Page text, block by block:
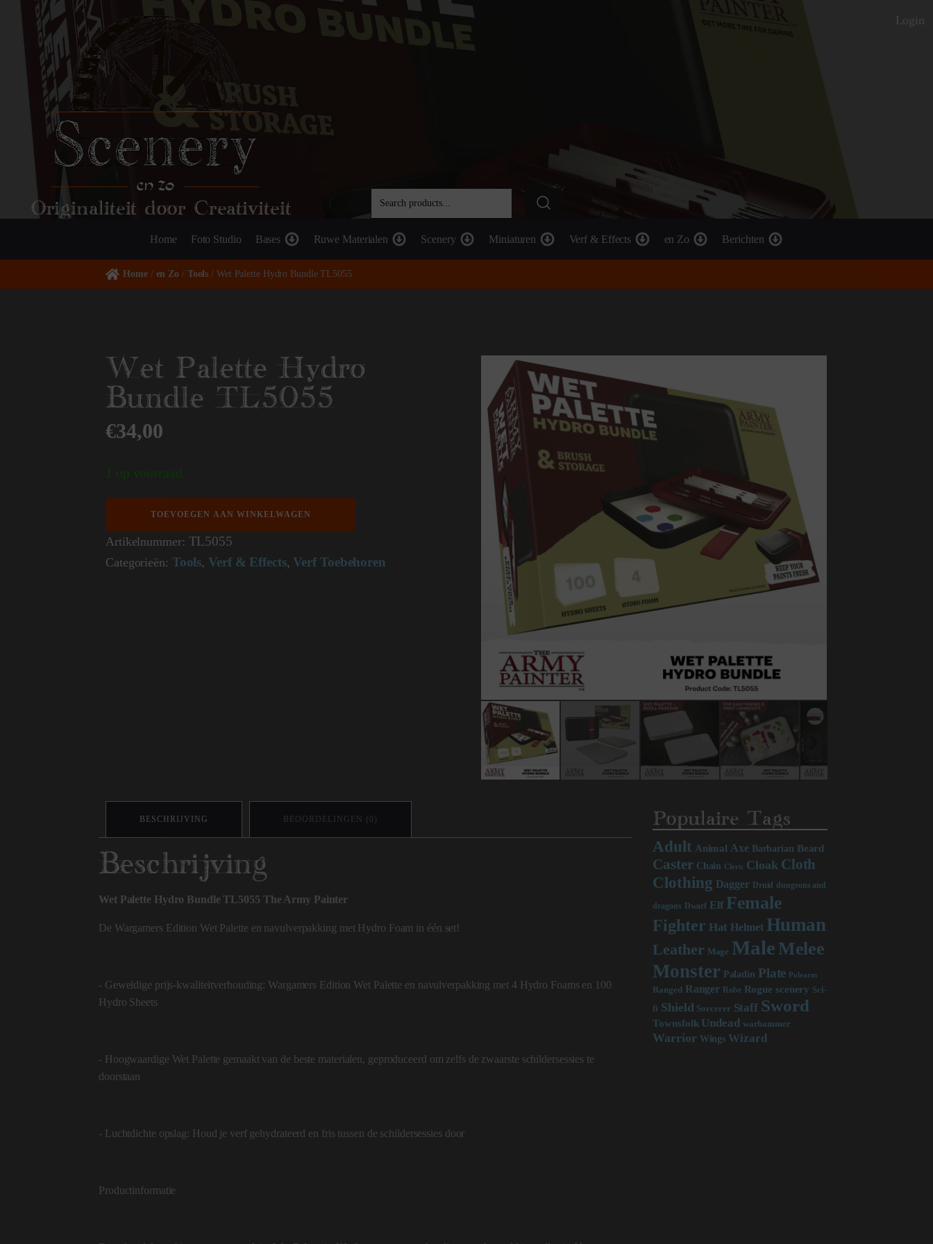
Login
Originaliteit door Creativiteit
Home Foto Studio Bases Ruwe Materialen Scenery Miniaturen Verf & Effects en Zo Berichten
Home/ en Zo / Tools / Wet Palette Hydro Bundle TL5055
Wet Palette Hydro
Bundle TL5055
€34,00
1 op voorraad
Hydro
TL5055
TOEVOEGEN AAN WINKELWAGEN
Artikelnummer: TL5055
Categorieën: Tools,Verf & Effects,Verf Toebehoren
BESCHRIJVING BEOORDELINGEN (0)
Beschrijving
Wet Palette Hydro Bundle TL5055 The Army Painter
De Wargamers Edition Wet Palette en navulverpakking met Hydro Foam in één set!
- Geweldige prijs-kwaliteitverhouding: Wargamers Edition Wet Palette en navulverpakking met 4 Hydro Foams en 100
Hydro Sheets
- Hoogwaardige Wet Palette gemaakt van de beste materialen, geproduceerd om zelfs de zwaarste schildersessies te
doorstaan
- Luchtdichte opslag: Houd je verf gehydrateerd en fris tussen de schildersessies door
Productinformatie
Populaire Tags
Adult Animal Axe Barbarian Beard
Caster Chain Cleric Cloak Cloth
Clothing Dagger Druid dungeons and
dragons Dwarf Elf Female
Fighter Hat Helmet Human
Leather Mage MaleMelee
Monster Paladin Plate Polearm
Ranged Ranger Robe Rogue scenery Sci-
fi Shield Sorcerer Staff Sword
Townsfolk Undead warhammer
Warrior Wings Wizard